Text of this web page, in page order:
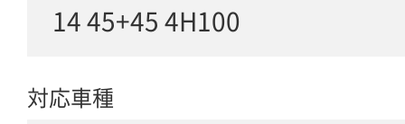
14 45+45 4H100
対応車種